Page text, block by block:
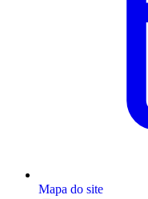
Mapa do site